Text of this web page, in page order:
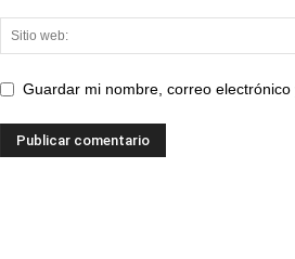
Guardar mi nombre, correo